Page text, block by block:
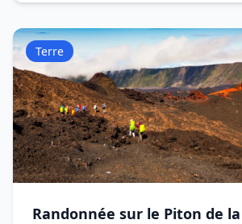
Terre
Randonnée sur le Piton de